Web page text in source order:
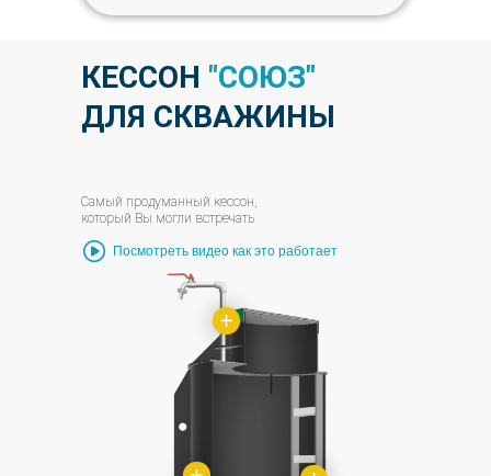
КЕССОН "СОЮЗ"
ДЛЯ СКВАЖИНЫ
Самый продуманный кессон,
который Вы могли встречать
Посмотреть видео как это работает